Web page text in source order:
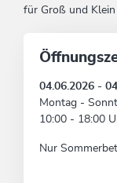
für Groß und Klein
04.06.2026 -
Montag -
10:00 - 18:00
Nur